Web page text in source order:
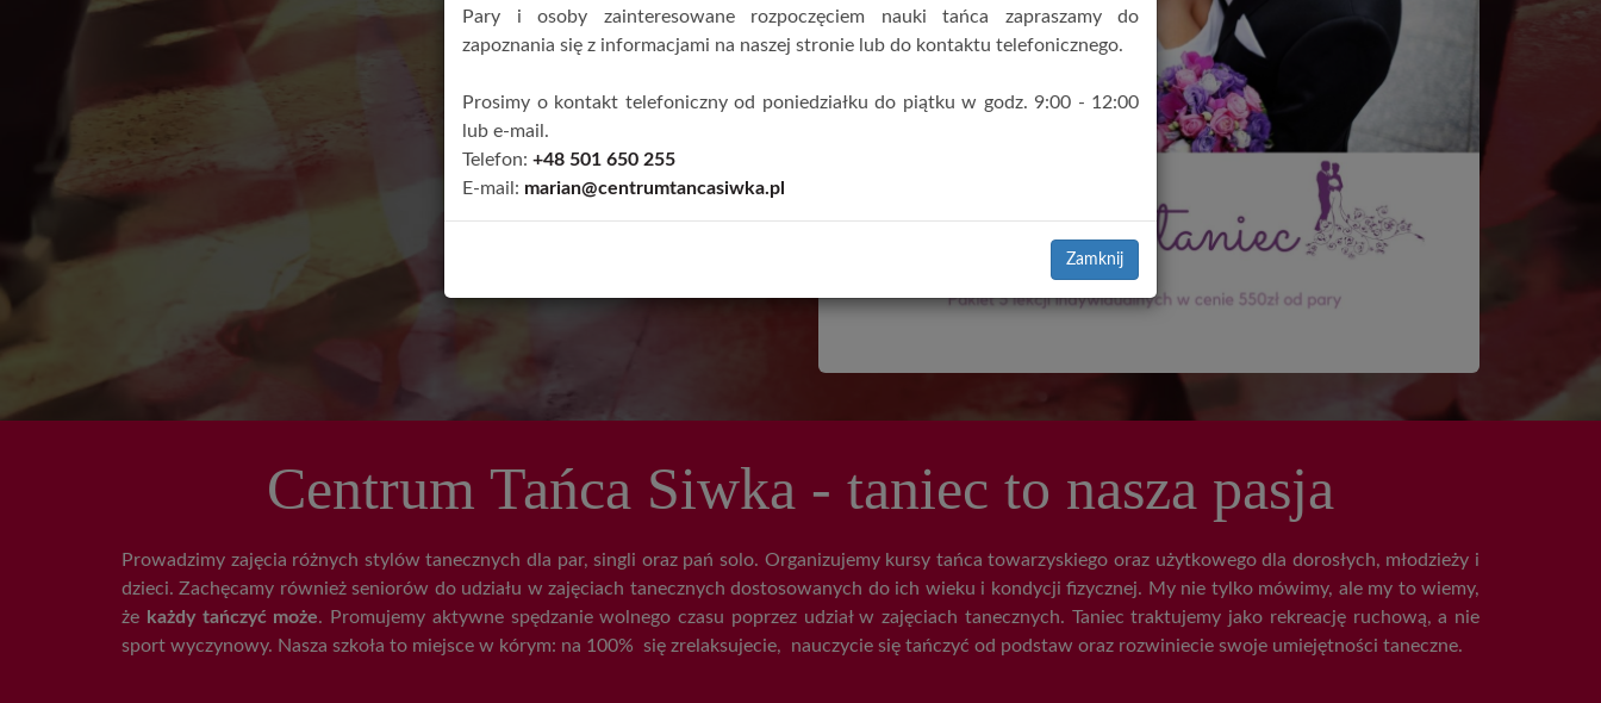
Pary i osoby zainteresowane rozpoczęciem nauki tańca zapraszamy do
zapoznania się z informacjami na naszej stronie lub do kontaktu telefonicznego.
Prosimy o kontakt telefoniczny od poniedziałku do piątku w godz. 9:00 - 12:00
lub e-mail.
Telefon: +48 501 650 255
E-mail: marian@centrumtancasiwka.pl
Zamknij
Centrum Tańca Siwka - taniec to nasza pasja
Prowadzimy zajęcia różnych stylów tanecznych dla par, singli oraz pań solo. Organizujemy kursy tańca towarzyskiego oraz użytkowego dla dorosłych, młodzieży i
dzieci. Zachęcamy również seniorów do udziału w zajęciach tanecznych dostosowanych do ich wieku i kondycji fizycznej. My nie tylko mówimy, ale my to wiemy,
że każdy tańczyć może. Promujemy aktywne spędzanie wolnego czasu poprzez udział w zajęciach tanecznych. Taniec traktujemy jako rekreację ruchową, a nie
sport wyczynowy. Nasza szkoła to miejsce w kórym: na 100% się zrelaksujecie, nauczycie się tańczyć od podstaw oraz rozwiniecie swoje umiejętności taneczne.